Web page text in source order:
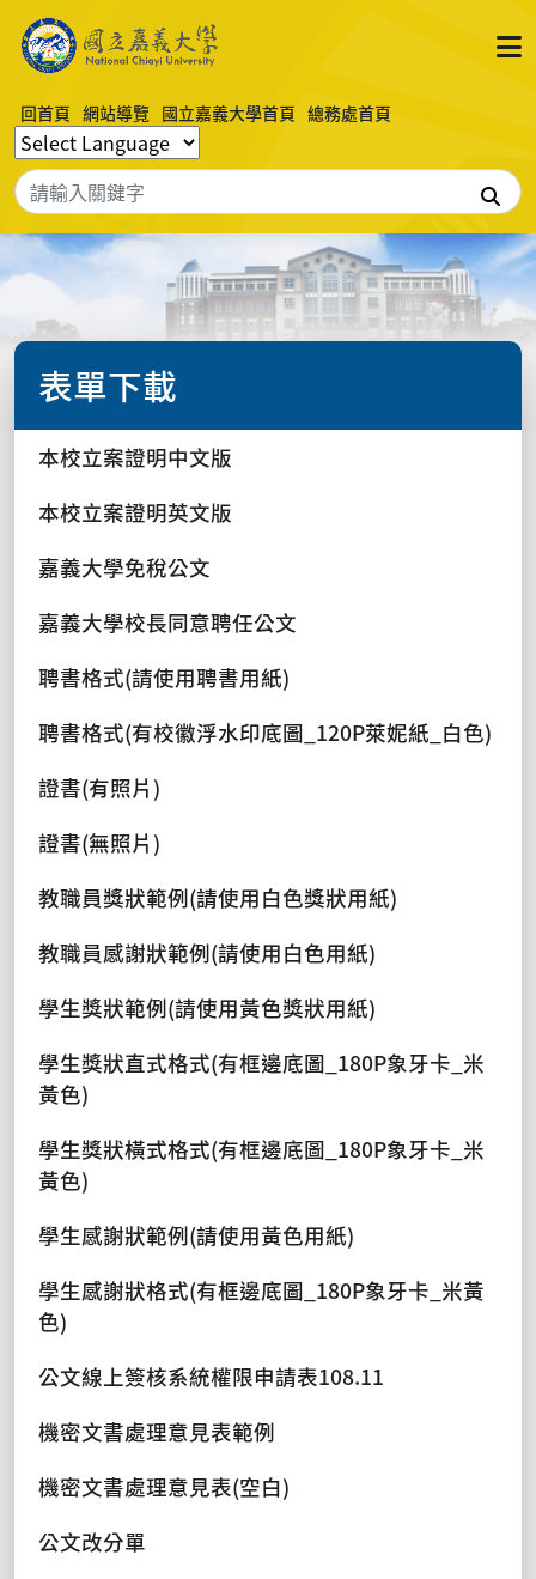
回首頁 網站導覽 國立嘉義大學首頁 總務處首頁
搜尋
表單下載
本校立案證明中文版
本校立案證明英文版
嘉義大學免稅公文
嘉義大學校長同意聘任公文
聘書格式(請使用聘書用紙)
聘書格式(有校徽浮水印底圖_120P萊妮紙_白色)
證書(有照片)
證書(無照片)
教職員獎狀範例(請使用白色獎狀用紙)
教職員感謝狀範例(請使用白色用紙)
學生獎狀範例(請使用黃色獎狀用紙)
學生獎狀直式格式(有框邊底圖_180P象牙卡_米
黃色)
學生獎狀橫式格式(有框邊底圖_180P象牙卡_米
黃色)
學生感謝狀範例(請使用黃色用紙)
學生感謝狀格式(有框邊底圖_180P象牙卡_米黃
色)
公文線上簽核系統權限申請表108.11
機密文書處理意見表範例
機密文書處理意見表(空白)
公文改分單